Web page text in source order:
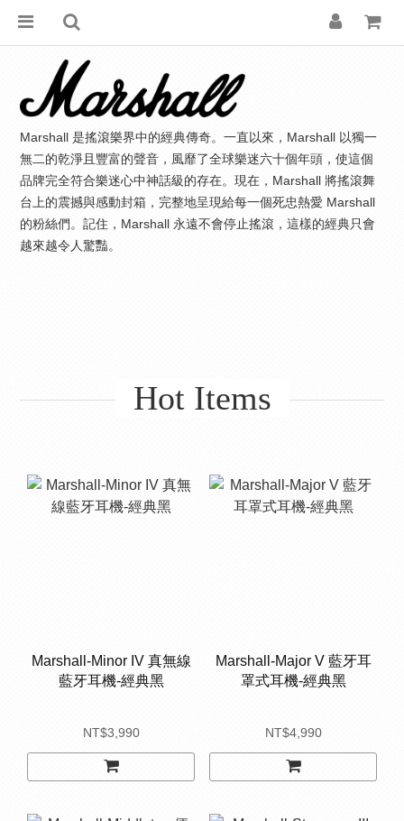
Marshall 是搖滾樂界中的經典傳奇。一直以來，Marshall 以獨一
無二的乾淨且豐富的聲音，風靡了全球樂迷六十個年頭，使這個
品牌完全符合樂迷心中神話級的存在。現在，Marshall 將搖滾舞
台上的震撼與感動封箱，完整地呈現給每一個死忠熱愛 Marshall
的粉絲們。記住，Marshall 永遠不會停止搖滾，這樣的經典只會
越來越令人驚豔。
Hot Items
Marshall-Minor IV 真無線
藍牙耳機-經典黑
NT$3,990
Marshall-Major V 藍牙耳
罩式耳機-經典黑
NT$4,990